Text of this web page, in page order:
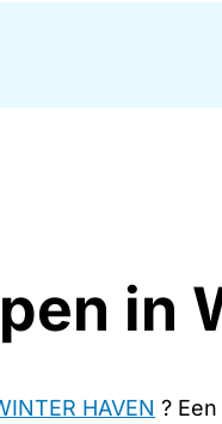
in
HAVEN ?